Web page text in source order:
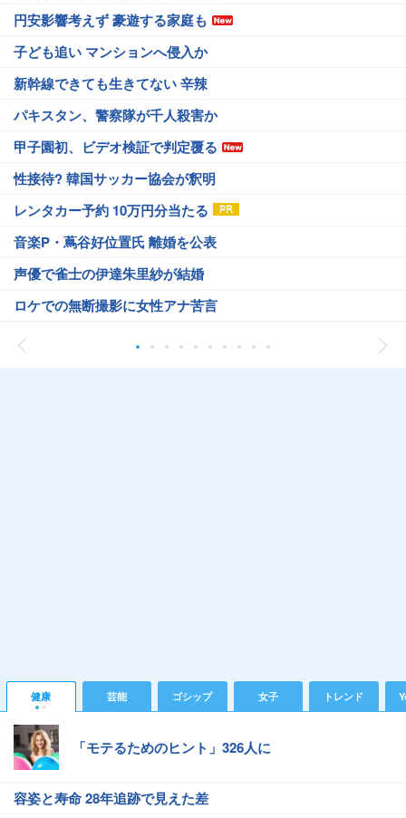
円安影響考えず 豪遊する家庭も
子ども追い マンションへ侵入か
新幹線できても生きてない 辛辣
パキスタン、警察隊が千人殺害か
甲子園初、ビデオ検証で判定覆る
性接待? 韓国サッカー協会が釈明
レンタカー予約 10万円分当たる
音楽P・蔦谷好位置氏 離婚を公表
声優で雀士の伊達朱里紗が結婚
ロケでの無断撮影に女性アナ苦言
健康 芸能 ゴシップ 女子 トレンド
「モテるためのヒント」326人に
容姿と寿命 28年追跡で見えた差